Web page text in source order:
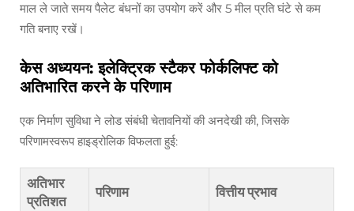
माल ले जाते समय पैलेट बंधनों का उपयोग करें और 5 मील प्रति घंटे से कम
गति बनाए रखें।
केस अध्ययन: इलेक्ट्रिक स्टैकर फोर्कलिफ्ट को
अतिभारित करने के परिणाम
एक निर्माण सुविधा ने लोड संबंधी चेतावनियों की अनदेखी की, जिसके
परिणामस्वरूप हाइड्रोलिक विफलता हुई:
अतिभार
प्रतिशत
परिणाम वित्तीय प्रभाव